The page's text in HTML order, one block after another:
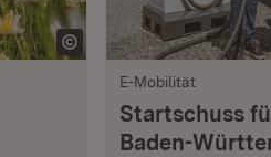
E-Mobilität
Startschuss
Baden-